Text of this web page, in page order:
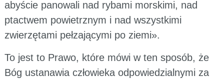
abyście panowali nad rybami morskimi, nad
ptactwem powietrznym i nad wszystkimi
zwierzętami pełzającymi po ziemi».
To jest to Prawo, które mówi w ten sposób, że
Bóg ustanawia człowieka odpowiedzialnymi za